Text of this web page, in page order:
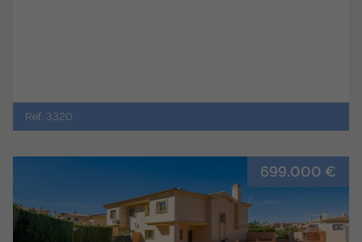
Ref. 3320
699.000 €